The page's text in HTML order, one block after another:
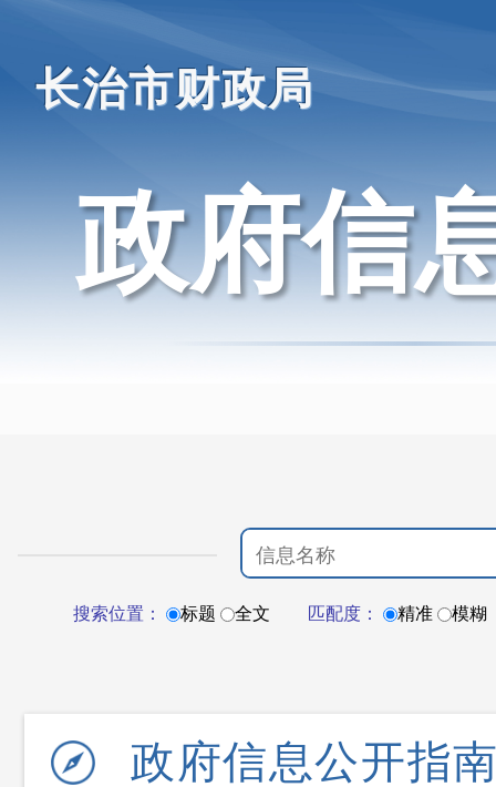
长治市财政局
政府信
搜索位置： 标题 全文 匹配度： 精准 模糊
政府信息公开指